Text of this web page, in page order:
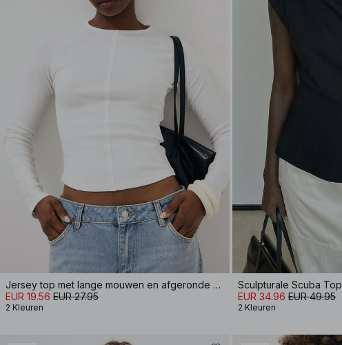
Jersey top met lange mouwen en afgeronde zoom
EUR 19.56 EUR 27.95
2 Kleuren
Sculpturale Scuba Top
EUR 34.96 EUR 49.95
2 Kleuren